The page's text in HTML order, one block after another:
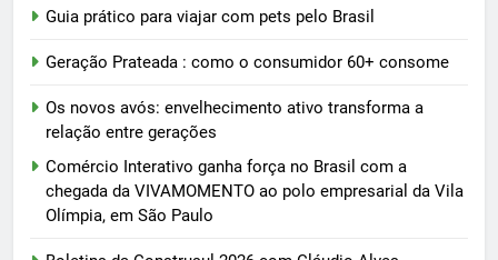
Guia prático para viajar com pets pelo Brasil
Geração Prateada : como o consumidor 60+ consome
Os novos avós: envelhecimento ativo transforma a
relação entre gerações
Comércio Interativo ganha força no Brasil com a
chegada da VIVAMOMENTO ao polo empresarial da Vila
Olímpia, em São Paulo